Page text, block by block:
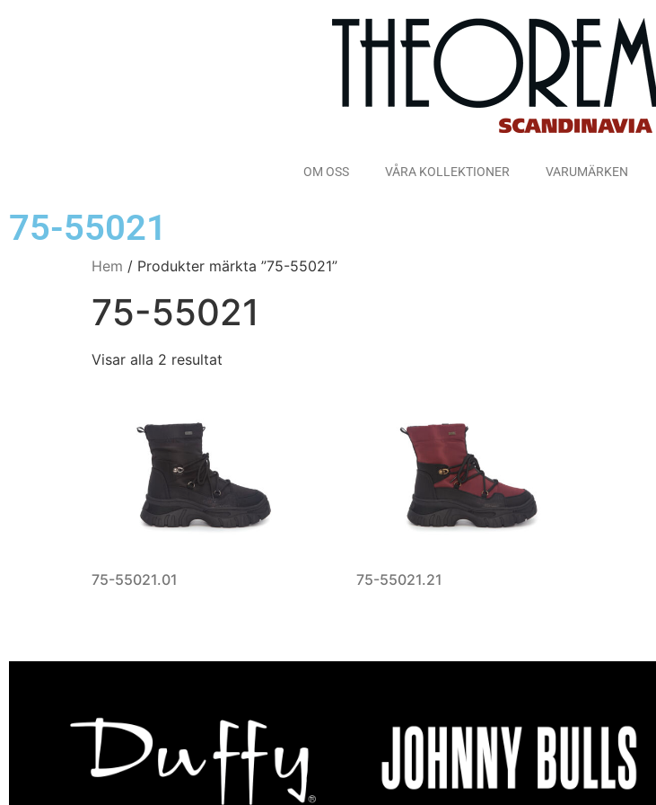
OM OSS VÅRA KOLLEKTIONER VARUMÄRKEN
75-55021
Hem / Produkter märkta ”75-55021”
75-55021
Visar alla 2 resultat
75-55021.01 75-55021.21